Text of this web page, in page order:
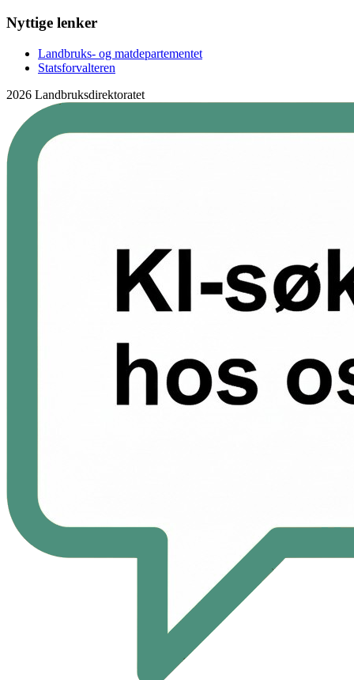
Nyttige lenker
Landbruks- og matdepartementet
Statsforvalteren
2026 Landbruksdirektoratet